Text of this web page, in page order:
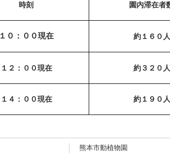
時刻 園内滞在者
１０：００現在 約１６０人
１２：００現在 約３２０人
１４：００現在 約１９０人
熊本市動植物園